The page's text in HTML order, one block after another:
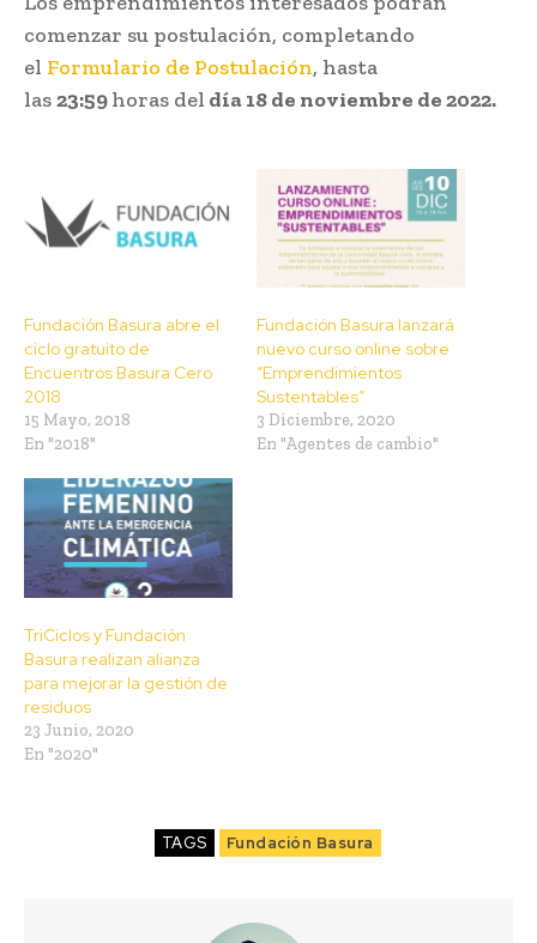
comenzar su postulación, completando
el Formulario de Postulación, hasta
las23:59horas del día 18 de noviembre de 2022.
Fundación Basura abre el
ciclo gratuito de
Encuentros Basura Cero
2018
15 Mayo, 2018
En "2018"
Fundación Basura lanzará
nuevo curso online sobre
“Emprendimientos
Sustentables”
3 Diciembre, 2020
En "Agentes de cambio"
TriCiclos y Fundación
Basura realizan alianza
para mejorar la gestión de
residuos
23 Junio, 2020
En "2020"
TAGS Fundación Basura